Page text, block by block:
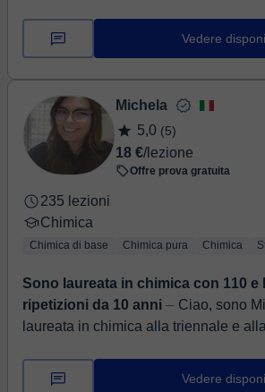
Se la Chimic...
Vedere
Michela
5,0 (5)
18 €/lezione
Offre prova gratuita
235 lezioni
Chimica
Chimica di base Chimica pura Chimica
Sono laureata in chimica con 110 e
ripetizioni da 10 anni ⏤ Ciao, sono Michela e mi sono
laureata in chimica alla triennale e
percorso con un d...
Vedere